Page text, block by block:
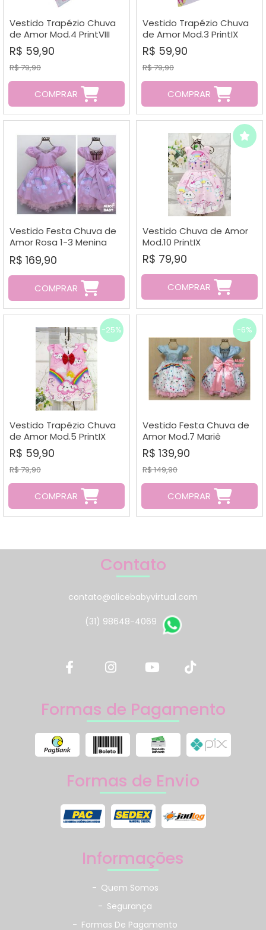
Vestido Trapézio Chuva
de Amor Mod.4 PrintVIII
R$ 59,90
R$ 79,90
COMPRAR
Vestido Trapézio Chuva
de Amor Mod.3 PrintIX
R$ 59,90
R$ 79,90
COMPRAR
Vestido Festa Chuva de
Amor Rosa 1-3 Menina
Bonita
R$ 169,90
COMPRAR
Vestido Chuva de Amor
Mod.10 PrintIX
R$ 79,90
COMPRAR
-25%
Vestido Trapézio Chuva
de Amor Mod.5 PrintIX
R$ 59,90
R$ 79,90
COMPRAR
-6%
Vestido Festa Chuva de
Amor Mod.7 Mariê
R$ 139,90
R$ 149,90
COMPRAR
Contato
contato@alicebabyvirtual.com
(31) 98648-4069
Formas de Pagamento
Formas de Envio
Informações
- Quem Somos
- Segurança
- Formas De Pagamento